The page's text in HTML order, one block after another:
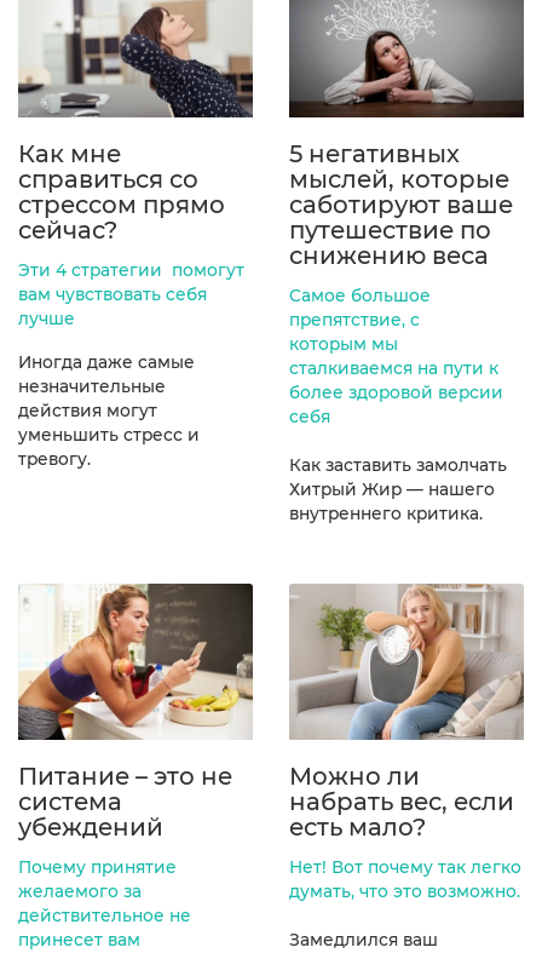
Как мне
справиться со
стрессом прямо
сейчас?
Эти 4 стратегии помогут
вам чувствовать себя
лучше
Иногда даже самые
незначительные
действия могут
уменьшить стресс и
тревогу.
5 негативных
мыслей, которые
саботируют ваше
путешествие по
снижению веса
Cамое большое
препятствие, с
которым мы
сталкиваемся на пути к
более здоровой версии
себя
Как заставить замолчать
Хитрый Жир — нашего
внутреннего критика.
Питание – это не
система
убеждений
Почему принятие
желаемого за
действительное не
принесет вам
Можно ли
набрать вес, если
есть мало?
Нет! Вот почему так легко
думать, что это возможно.
Замедлился ваш